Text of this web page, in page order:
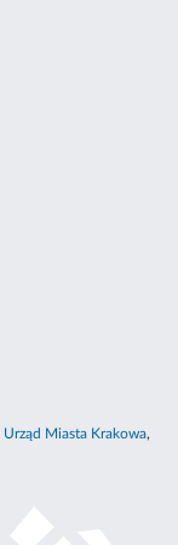
Urząd Miasta Krakowa,